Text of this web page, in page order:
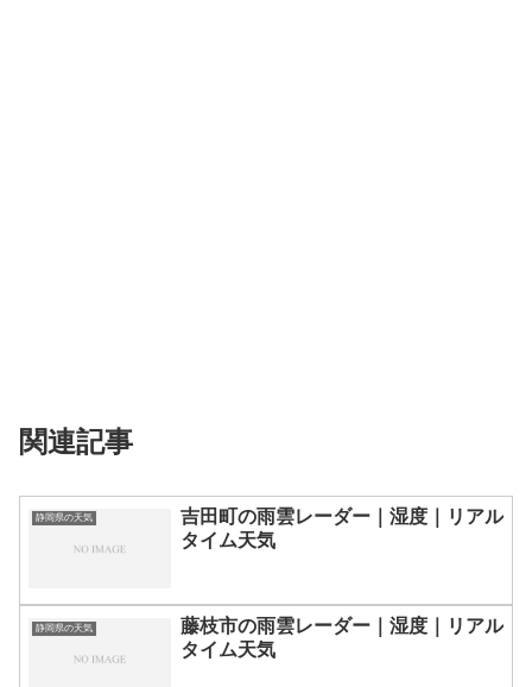
関連記事
静岡県の天気
吉田町の雨雲レーダー｜湿度｜リアル
タイム天気
静岡県の天気
藤枝市の雨雲レーダー｜湿度｜リアル
タイム天気